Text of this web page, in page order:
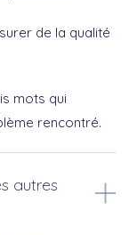
de la qualité
mots qui
rencontré.
autres